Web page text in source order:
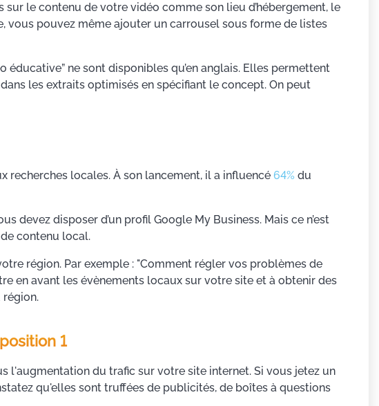
sur le contenu de votre vidéo comme son lieu d’hébergement, le
vous pouvez même ajouter un carrousel sous forme de listes
éducative” ne sont disponibles qu’en anglais. Elles permettent
les extraits optimisés en spécifiant le concept. On peut
recherches locales. À son lancement, il a influencé 64% du
devez disposer d’un profil Google My Business. Mais ce n’est
contenu local.
région. Par exemple : "Comment régler vos problèmes de
en avant les évènements locaux sur votre site et à obtenir des
1
l'augmentation du trafic sur votre site internet. Si vous jetez un
qu'elles sont truffées de publicités, de boîtes à questions